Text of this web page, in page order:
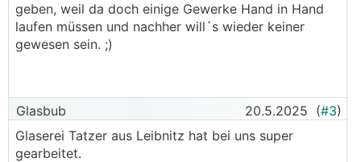
geben, weil da doch einige Gewerke Hand in Hand
laufen müssen und nachher will´s wieder keiner
gewesen sein. ;)
Glasbub 20.5.2025 (#3)
Glaserei Tatzer aus Leibnitz hat bei uns super
gearbeitet.